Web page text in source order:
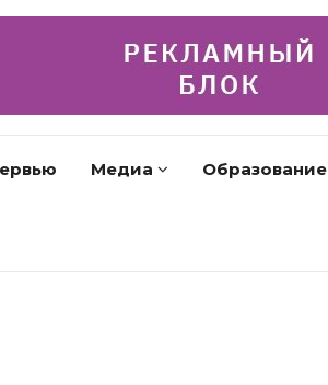
Медиа Образование